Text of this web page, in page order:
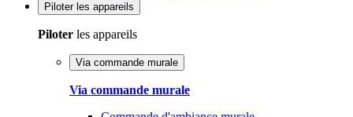
Piloter les appareils
Piloter les appareils
Via commande murale
Via commande murale